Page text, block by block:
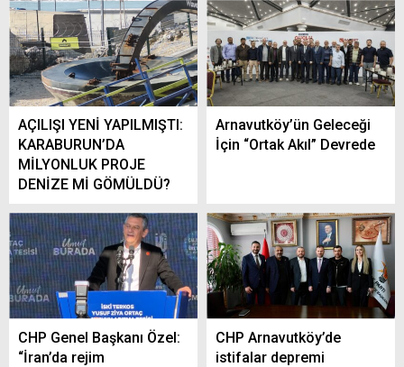
AÇILIŞI YENİ YAPILMIŞTI:
KARABURUN’DA
MİLYONLUK PROJE
DENİZE Mİ GÖMÜLDÜ?
Arnavutköy’ün Geleceği
İçin “Ortak Akıl” Devrede
CHP Genel Başkanı Özel:
“İran’da rejim
CHP Arnavutköy’de
istifalar depremi